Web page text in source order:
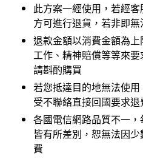
此方案一經使用，若經
方可進行退貨，若非即
退款金額以消費金額為
工作、精神賠償等等來
請斟酌購買
若您抵達目的地無法使
受不聯絡直接回國要求退
各國電信網路品質不一
皆有所差別，恕無法因
費